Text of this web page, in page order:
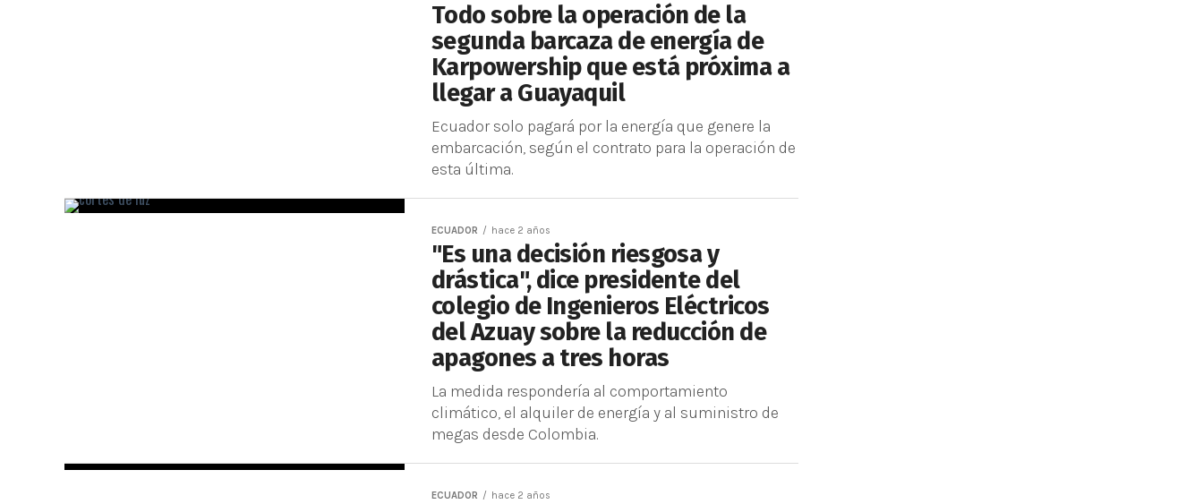
Todo sobre la operación de la
segunda barcaza de energía de
Karpowership que está próxima a
llegar a Guayaquil
Ecuador solo pagará por la energía que genere la
embarcación, según el contrato para la operación de
esta última.
ECUADOR hace 2 años
"Es una decisión riesgosa y
drástica", dice presidente del
colegio de Ingenieros Eléctricos
del Azuay sobre la reducción de
apagones a tres horas
La medida respondería al comportamiento
climático, el alquiler de energía y al suministro de
megas desde Colombia.
ECUADOR hace 2 años